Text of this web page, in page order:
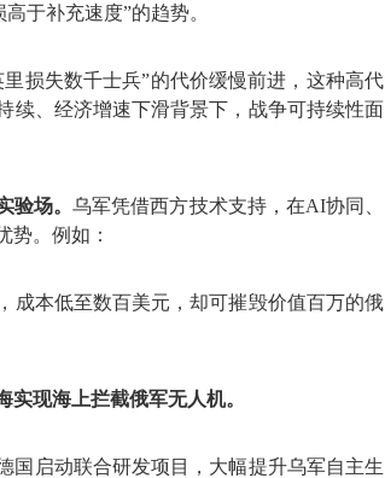
于补充速度”的趋势。
损失数千士兵‌”的代价缓慢前进，这种高代
续、经济增速下滑背景下，战争可持续性面
验场‌。乌军凭借西方技术支持，在AI协同、
势。例如：
成本低至数百美元，却可摧毁价值百万的俄
现‌海上拦截俄军无人机‌。
国启动联合研发项目，大幅提升乌军自主生